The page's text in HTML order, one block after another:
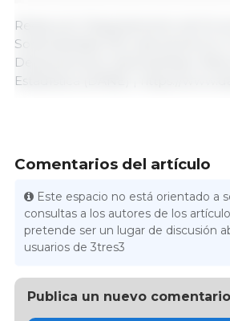
Redacción Departamento de
Sostenibilidad 333 Latinoamérica |
Departamento Administrativo
Estadística (DANE) | https://
Comentarios del artículo
Este espacio no está orientado a
consultas a los autores de los
pretende ser un lugar de discusión
usuarios de 3tres3
Publica un nuevo comentario